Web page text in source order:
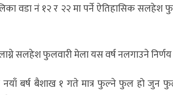
वडा नं १२ र २२ मा पर्ने ऐतिहासिक सलहेश
सलहेश फुलवारी मेला यस वर्ष नलगाउने
बर्ष बैशाख १ गते मात्र फुल्ने फुल हो जुन